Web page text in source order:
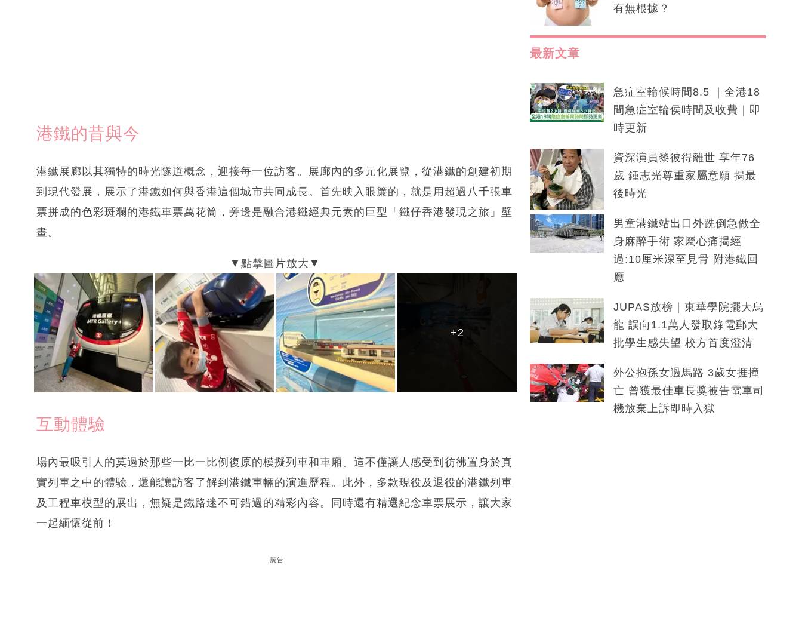
港鐵的昔與今
港鐵展廊以其獨特的時光隧道概念，迎接每一位訪客。展廊內的多元化展覽，從港鐵的創建初期
到現代發展，展示了港鐵如何與香港這個城市共同成長。首先映入眼簾的，就是用超過八千張車
票拼成的色彩斑斕的港鐵車票萬花筒，旁邊是融合港鐵經典元素的巨型「鐵仔香港發現之旅」壁
畫。
+2
+2
互動體驗
場內最吸引人的莫過於那些一比一比例復原的模擬列車和車廂。這不僅讓人感受到彷彿置身於真
實列車之中的體驗，還能讓訪客了解到港鐵車輛的演進歷程。此外，多款現役及退役的港鐵列車
及工程車模型的展出，無疑是鐵路迷不可錯過的精彩內容。同時還有精選紀念車票展示，讓大家
一起緬懷從前！
廣告
有無根據？
最新文章
急症室輪候時間8.5 ｜全港18
間急症室輪侯時間及收費｜即
時更新
資深演員黎彼得離世 享年76
歲 鍾志光尊重家屬意願 揭最
後時光
男童港鐵站出口外跣倒急做全
身麻醉手術 家屬心痛揭經
過:10厘米深至見骨 附港鐵回
應
JUPAS放榜｜東華學院擺大烏
龍 誤向1.1萬人發取錄電郵大
批學生感失望 校方首度澄清
外公抱孫女過馬路 3歲女捱撞
亡 曾獲最佳車長獎被告電車司
機放棄上訴即時入獄